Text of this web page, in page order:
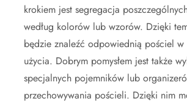
krokiem jest segregacja
według kolorów lub wzorów. Dzięki
będzie znaleźć odpowiednią pościel
użycia. Dobrym pomysłem jest także
specjalnych pojemników lub
przechowywania pościeli. Dzięki nim